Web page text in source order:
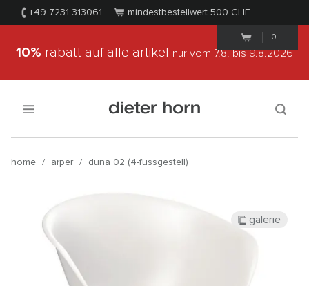
+49 7231 313061 mindestbestellwert 500 CHF
0
10% rabatt auf alle artikel nur vom 7.8.bis 9.8.2026
home / arper / duna 02 (4-fussgestell)
galerie